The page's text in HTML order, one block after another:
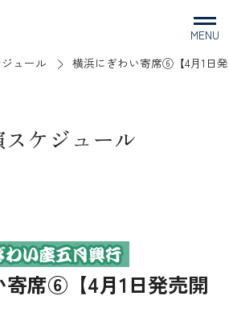
MENU
ュール 横浜にぎわい寄席⑥【4月1日
ケジュール
寄席⑥【4月1日発売開